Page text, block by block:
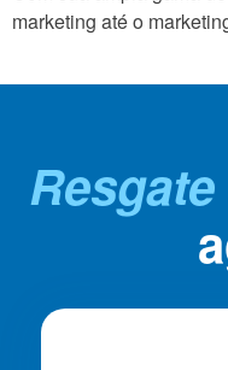
marketing até o